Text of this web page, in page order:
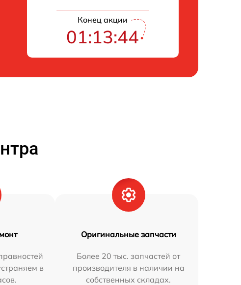
Конец акции
01:13:43
в
Оригинальные запчасти
Более 20 тыс. запчастей от
производителя в наличии на
собственных складах.